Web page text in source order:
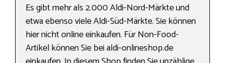
Es gibt mehr als 2.000 Aldi-Nord-Märkte und
etwa ebenso viele Aldi-Süd-Märkte. Sie können
hier nicht online einkaufen. Für Non-Food-
Artikel können Sie bei aldi-onlineshop.de